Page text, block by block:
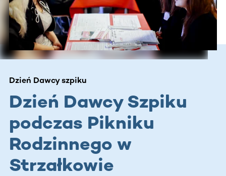
Dzień Dawcy szpiku
Dzień Dawcy Szpiku
podczas Pikniku
Rodzinnego w
Strzałkowie